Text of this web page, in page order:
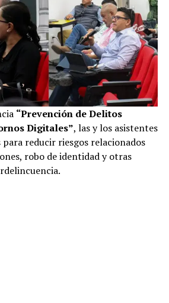
“Prevención de Delitos
Digitales”, las y los asistentes
reducir riesgos relacionados
robo de identidad y otras